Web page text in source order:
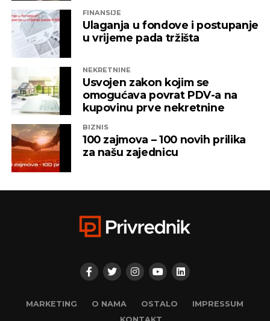
FINANSIJE
Ulaganja u fondove i postupanje
u vrijeme pada tržišta
NEKRETNINE
Usvojen zakon kojim se
omogućava povrat PDV-a na
kupovinu prve nekretnine
BIZNIS
100 zajmova – 100 novih prilika
za našu zajednicu
MARKETING O NAMA OSTALO
IMPRESSUM